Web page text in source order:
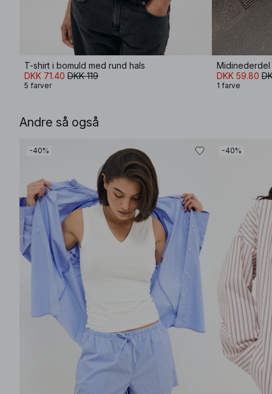
T-shirt i bomuld med rund hals
DKK 71.40 DKK 119
5 farver
Midinederdel
DKK 59.80
1 farve
Andre så også
-40% -40%